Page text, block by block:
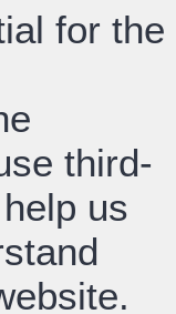
for the
third-
us